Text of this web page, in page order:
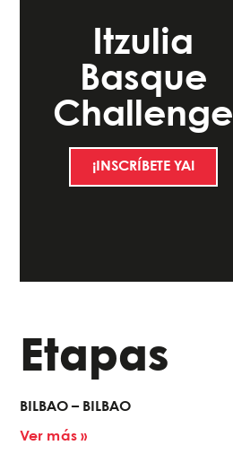
Itzulia
Basque
Challenge
¡INSCRÍBETE YA!
Etapas
BILBAO – BILBAO
Ver más »